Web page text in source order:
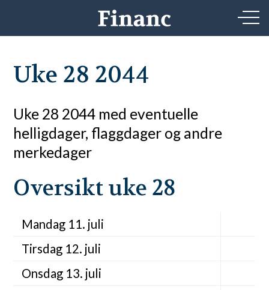
Uke 28 2044
Uke 28 2044 med eventuelle
helligdager, flaggdager og andre
merkedager
Oversikt uke 28
Mandag 11. juli
Tirsdag 12. juli
Onsdag 13. juli